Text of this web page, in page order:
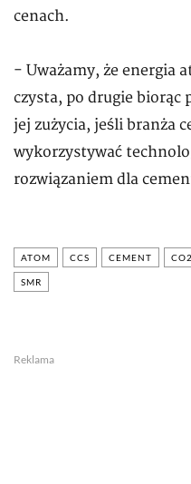
cenach.
- Uważamy, że energia
czysta, po drugie biorąc
jej zużycia, jeśli branża
wykorzystywać
rozwiązaniem dla
ATOM CCS CEMENT CO2
SMR
Reklama